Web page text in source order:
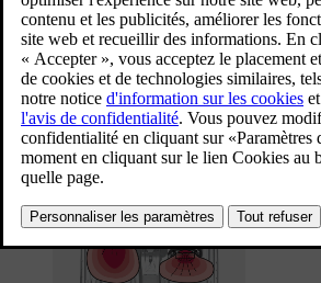
Système de coussin gonflable vu du
avec conduite à gauche.